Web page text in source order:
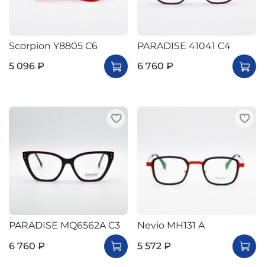
Scorpion Y8805 C6
5 096 ₽
PARADISE 41041 C4
6 760 ₽
PARADISE MQ6562A C3
6 760 ₽
Nevio MH131 A
5 572 ₽